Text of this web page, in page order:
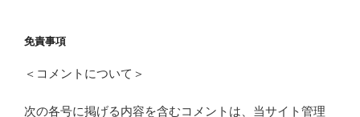
免責事項
＜コメントについて＞
次の各号に掲げる内容を含むコメントは、当サイト管理